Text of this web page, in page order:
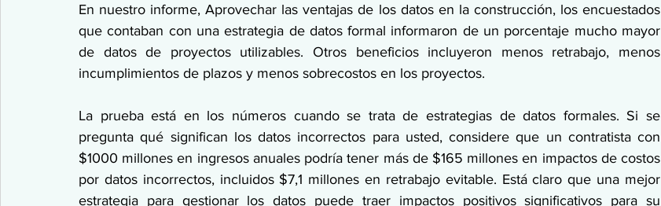
En nuestro informe, Aprovechar las ventajas de los datos en la construcción, los encuestados
que contaban con una estrategia de datos formal informaron de un porcentaje mucho mayor
de datos de proyectos utilizables. Otros beneficios incluyeron menos retrabajo, menos
incumplimientos de plazos y menos sobrecostos en los proyectos.
La prueba está en los números cuando se trata de estrategias de datos formales. Si se
pregunta qué significan los datos incorrectos para usted, considere que un contratista con
$1000 millones en ingresos anuales podría tener más de $165 millones en impactos de costos
por datos incorrectos, incluidos $7,1 millones en retrabajo evitable. Está claro que una mejor
estrategia para gestionar los datos puede traer impactos positivos significativos para su